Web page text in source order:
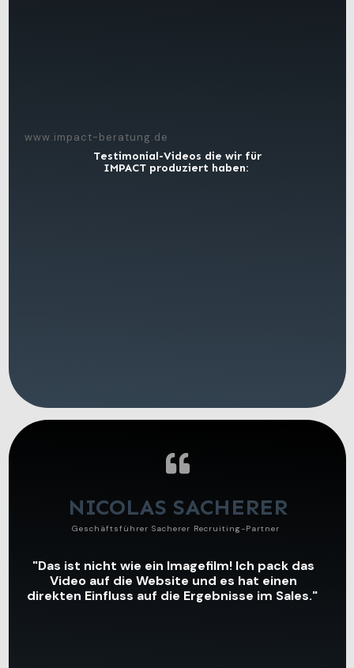
www.impact-beratung.de
Testimonial-Videos die wir für
IMPACT produziert haben:
NICOLAS SACHERER
Geschäftsführer Sacherer Recruiting-Partner
"Das ist nicht wie ein Imagefilm! Ich pack das
Video auf die Website und es hat einen
direkten Einfluss auf die Ergebnisse im Sales."